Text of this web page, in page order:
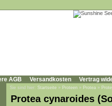
AGB Versandkosten Vertrag
Sie sind hier: Startseite » Proteen » Protea »
Protea cynaroides